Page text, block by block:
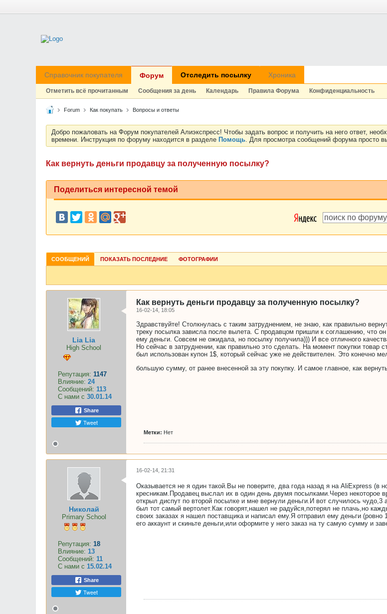
Справочник покупателя Форум Отследить посылку Хроника
Отметить всё прочитанным Сообщения за день Календарь Правила Форума Конфиденциальность
Forum Как покупать Вопросы и ответы
Добро пожаловать на Форум покупателей Алиэкспресс! Чтобы задать вопрос и получить на него ответ,
времени. Инструкция по форуму находится в разделе Помощь. Для просмотра сообщений форума просто
Как вернуть деньги продавцу за полученную посылку?
Поделиться интересной темой
СООБЩЕНИЙ ПОКАЗАТЬ ПОСЛЕДНИЕ ФОТОГРАФИИ
Lia Lia
High School
Репутация: 1147
Влияние: 24
Сообщений: 113
С нами с 30.01.14
Share
Tweet
Как вернуть деньги продавцу за полученную посылку?
16-02-14, 18:05
Здравствуйте! Столкнулась с таким затруднением, не знаю, как правильно
треку посылка зависла после вылета. С продавцом пришли к соглашению, что
ему деньги. Совсем не ожидала, но посылку получила))) И все отличного
Но сейчас в затруднении, как правильно это сделать. На момент покупки
был использован купон 1$, который сейчас уже не действителен. Это конечно
большую сумму, от ранее внесенной за эту покупку. И самое главное, как
Метки: Нет
Николай
Primary School
Репутация: 18
Влияние: 13
Сообщений: 11
С нами с 15.02.14
Share
Tweet
16-02-14, 21:31
Оказывается не я один такой.Вы не поверите, два года назад я на AliExpress (в
кресникам.Продавец выслал их в один день двумя посылками.Через некоторое
открыл диспут по второй посылке и мне вернули деньги.И вот случилось
был тот самый вертолет.Как говорят,нашел не радуйся,потерял не плачь,но
своих заказах я нашел поставщика и написал ему.Я отправил ему деньги
его аккаунт и скиньте деньги,или оформите у него заказ на ту самую сумму и